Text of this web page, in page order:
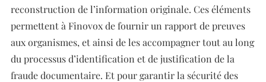
reconstruction de l’information originale. Ces éléments
permettent à Finovox de fournir un rapport de preuves
aux organismes, et ainsi de les accompagner tout au long
du processus d’identification et de justification de la
fraude documentaire. Et pour garantir la sécurité des